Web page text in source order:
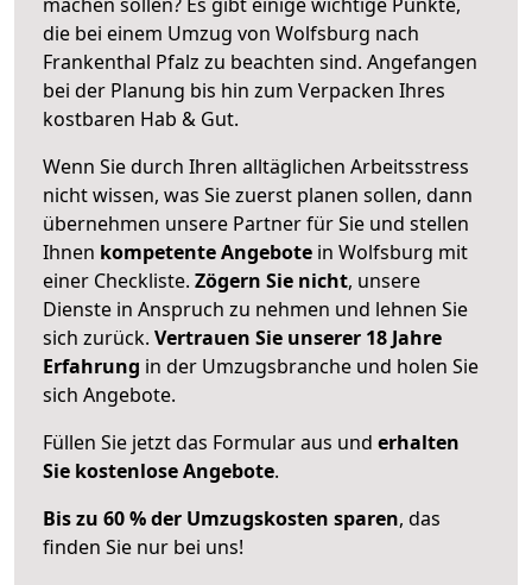
die bei einem Umzug von Wolfsburg nach
Frankenthal Pfalz zu beachten sind. Angefangen
bei der Planung bis hin zum Verpacken Ihres
kostbaren Hab & Gut.
Wenn Sie durch Ihren alltäglichen Arbeitsstress
nicht wissen, was Sie zuerst planen sollen, dann
übernehmen unsere Partner für Sie und stellen
Ihnen kompetente Angebote in Wolfsburg mit
einer Checkliste. Zögern Sie nicht, unsere
Dienste in Anspruch zu nehmen und lehnen Sie
sich zurück. Vertrauen Sie unserer 18 Jahre
Erfahrung in der Umzugsbranche und holen Sie
sich Angebote.
Füllen Sie jetzt das Formular aus und erhalten
Sie kostenlose Angebote.
Bis zu 60 % der Umzugskosten sparen, das
finden Sie nur bei uns!